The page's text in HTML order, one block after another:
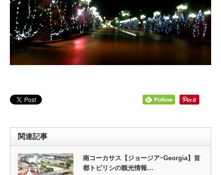
関連記事
南コーカサス【ジョージアｰGeorgia】首
都トビリシの観光情報…